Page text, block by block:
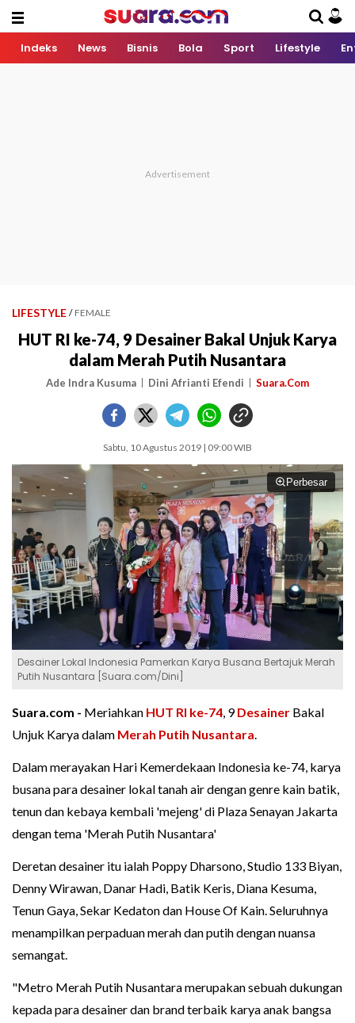
Indeks News Bisnis Bola Sport Lifestyle
LIFESTYLE / FEMALE
HUT RI ke-74, 9 Desainer Bakal Unjuk Karya
dalam Merah Putih Nusantara
Ade Indra Kusuma Dini Afrianti Efendi Suara.Com
Sabtu, 10 Agustus 2019 | 09:00 WIB
Perbesar
Desainer Lokal Indonesia Pamerkan Karya Busana Bertajuk Merah
Putih Nusantara [Suara.com/Dini]
Suara.com - Meriahkan HUT RI ke-74, 9Desainer Bakal
Unjuk Karya dalam Merah Putih Nusantara.
Dalam merayakan Hari Kemerdekaan Indonesia ke-74, karya
busana para desainer lokal tanah air dengan genre kain batik,
tenun dan kebaya kembali 'mejeng' di Plaza Senayan Jakarta
dengan tema 'Merah Putih Nusantara'
Deretan desainer itu ialah Poppy Dharsono, Studio 133 Biyan,
Denny Wirawan, Danar Hadi, Batik Keris, Diana Kesuma,
Tenun Gaya, Sekar Kedaton dan House Of Kain. Seluruhnya
menampilkan perpaduan merah dan putih dengan nuansa
semangat.
"Metro Merah Putih Nusantara merupakan sebuah dukungan
kepada para desainer dan brand terbaik karya anak bangsa